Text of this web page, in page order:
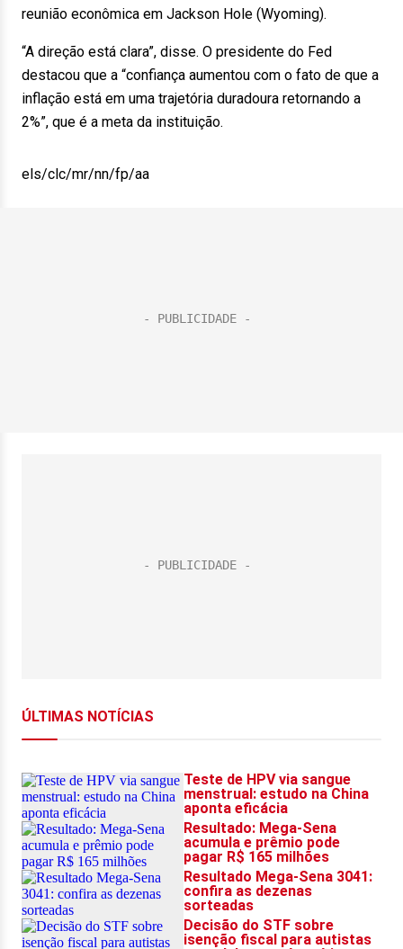
reunião econômica em Jackson Hole (Wyoming).
“A direção está clara”, disse. O presidente do Fed
destacou que a “confiança aumentou com o fato de que a
inflação está em uma trajetória duradoura retornando a
2%”, que é a meta da instituição.
els/clc/mr/nn/fp/aa